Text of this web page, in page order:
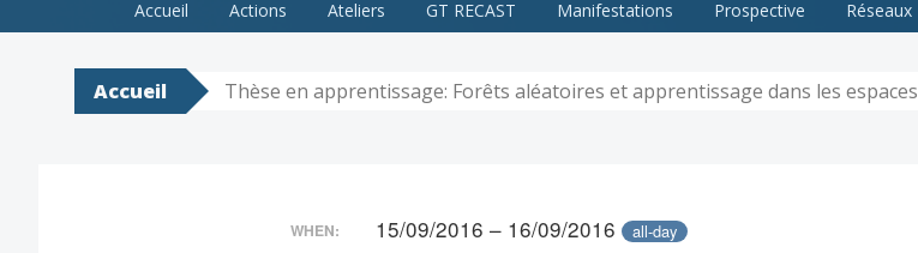
to
Accueil Actions Ateliers GT RECAST Manifestations Prospective Réseaux
Accueil Thèse en apprentissage: Forêts aléatoires et apprentissage dans les
WHEN: 15/09/2016 – 16/09/2016 all-day